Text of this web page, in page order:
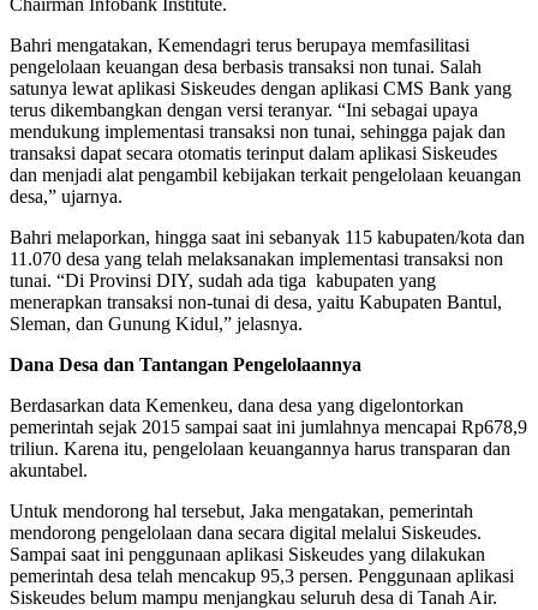
Chairman Infobank Institute.
Bahri mengatakan, Kemendagri terus berupaya memfasilitasi
pengelolaan keuangan desa berbasis transaksi non tunai. Salah
satunya lewat aplikasi Siskeudes dengan aplikasi CMS Bank yang
terus dikembangkan dengan versi teranyar. “Ini sebagai upaya
mendukung implementasi transaksi non tunai, sehingga pajak dan
transaksi dapat secara otomatis terinput dalam aplikasi Siskeudes
dan menjadi alat pengambil kebijakan terkait pengelolaan keuangan
desa,” ujarnya.
Bahri melaporkan, hingga saat ini sebanyak 115 kabupaten/kota dan
11.070 desa yang telah melaksanakan implementasi transaksi non
tunai. “Di Provinsi DIY, sudah ada tiga kabupaten yang
menerapkan transaksi non-tunai di desa, yaitu Kabupaten Bantul,
Sleman, dan Gunung Kidul,” jelasnya.
Dana Desa dan Tantangan Pengelolaannya
Berdasarkan data Kemenkeu, dana desa yang digelontorkan
pemerintah sejak 2015 sampai saat ini jumlahnya mencapai Rp678,9
triliun. Karena itu, pengelolaan keuangannya harus transparan dan
akuntabel.
Untuk mendorong hal tersebut, Jaka mengatakan, pemerintah
mendorong pengelolaan dana secara digital melalui Siskeudes.
Sampai saat ini penggunaan aplikasi Siskeudes yang dilakukan
pemerintah desa telah mencakup 95,3 persen. Penggunaan aplikasi
Siskeudes belum mampu menjangkau seluruh desa di Tanah Air.